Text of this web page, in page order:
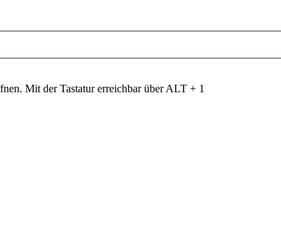
Mit der Tastatur erreichbar über ALT + 1